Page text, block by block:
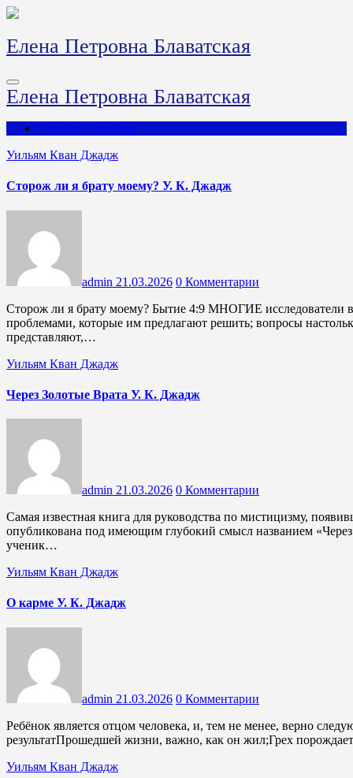
Перейти
содержимому
Елена Петровна Блаватская
Елена Петровна Блаватская
Главная Страница
Уильям Кван Джадж
Сторож ли я брату моему? У. К. Джадж
admin 21.03.2026 0 Комментарии
Сторож ли я брату моему? Бытие 4:9 МНОГИЕ исследователи в своих поисках света сталкиваются с различными
проблемами, которые им предлагают решить; вопросы
представляют,…
Уильям Кван Джадж
Через Золотые Врата У. К. Джадж
admin 21.03.2026 0 Комментарии
Самая известная книга для руководства по мистицизму, появившаяся после «Света на пути», была только что
опубликована под имеющим глубокий смысл названием
ученик…
Уильям Кван Джадж
О карме У. К. Джадж
admin 21.03.2026 0 Комментарии
Ребёнок является отцом человека, и, тем не менее, верно следующее:«О, братья! Жизнь ведь человека –
результатПрошедшей жизни, важно, как он жил;Грех
Уильям Кван Джадж